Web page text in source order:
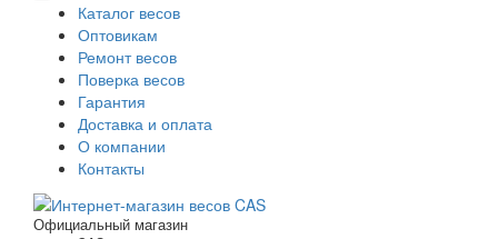
Каталог весов
Оптовикам
Ремонт весов
Поверка весов
Гарантия
Доставка и оплата
О компании
Контакты
Официальный магазин